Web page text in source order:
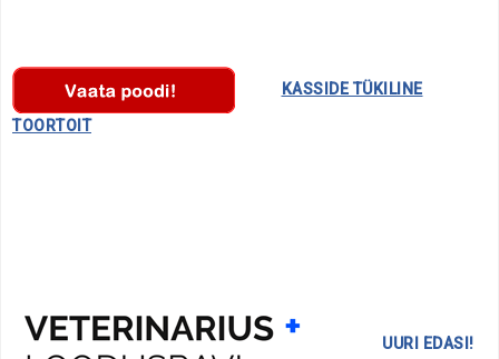
KASSIDE TÜKILINE
TOORTOIT
UURI EDASI!